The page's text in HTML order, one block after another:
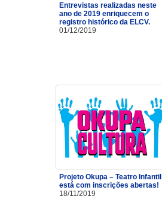
Entrevistas realizadas neste
ano de 2019 enriquecem o
registro histórico da ELCV.
01/12/2019
Projeto Okupa – Teatro Infantil
está com inscrições abertas!
18/11/2019